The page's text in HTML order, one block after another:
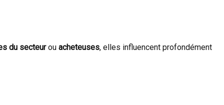
du secteurou acheteuses, elles influencent profondément